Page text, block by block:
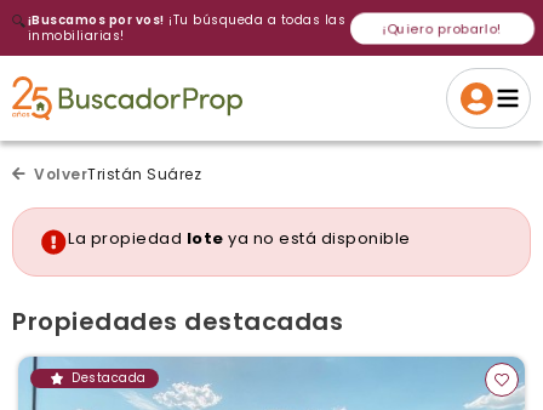
🔍¡Buscamos por vos! ¡Tu búsqueda a todas las
inmobiliarias!
¡Quiero probarlo!
Cancelar Si, eliminar
Gracias
Volver a intentar
VolverTristán Suárez
La propiedad lote ya no está disponible
Propiedades destacadas
Destacada